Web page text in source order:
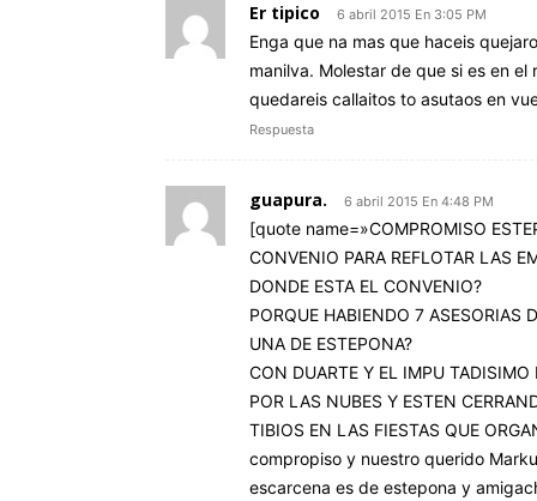
Er tipico 6 abril 2015 En 3:05 PM
Enga que na mas que haceis
manilva. Molestar de que si es en
quedareis callaitos to asutaos en
Respuesta
guapura. 6 abril 2015 En 4:48 PM
[quote name=»COMPROMISO
CONVENIO PARA REFLOTAR LAS
DONDE ESTA EL CONVENIO?
PORQUE HABIENDO 7 ASESORIAS
UNA DE ESTEPONA?
CON DUARTE Y EL IMPU TADISIMO
POR LAS NUBES Y ESTEN
TIBIOS EN LAS FIESTAS QUE
compropiso y nuestro querido
escarcena es de estepona y